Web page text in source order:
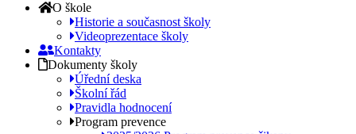
O škole
Historie a současnost školy
Videoprezentace školy
Kontakty
Dokumenty školy
Úřední deska
Školní řád
Pravidla hodnocení
Program prevence